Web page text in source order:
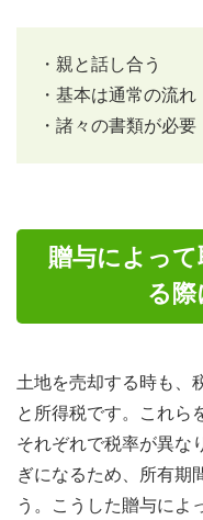
・親と話し合う
・基本は通常の流れ
・諸々の書類が必要
贈与によっ
る
土地を売却する時も、
と所得税です。これら
それぞれで税率が異な
ぎになるため、所有期
う。こうした贈与によ